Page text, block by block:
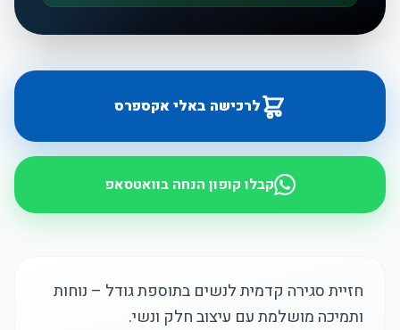
לרכישה באלי אקספרס
קבלו קופון הנחה בוואטסאפ
חזיית סגירה קדמית לנשים בתוספת גודל – נוחות
ותמיכה מושלמת עם עיצוב חלק ונשי.